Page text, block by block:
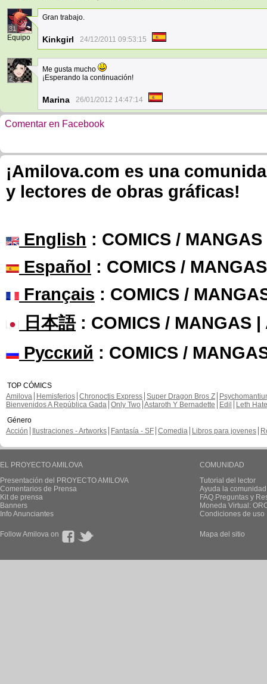
31
Equipo
Gran trabajo.
Kinkgirl 24/12/2011 09:53:15
2
Me gusta mucho
¡Esperando la continuación!
Marina 26/01/2012 14:47:14
Comentar en Facebook
¡Amilova.com es una
y lectores de obras gráficas!
English : COMICS /
Español : COMICS /
Français : COMICS /
日本語: COMICS / MANGAS |
Русский : COMICS /
TOP CÓMICS
Amilova
Hemisferios Chronoctis Express Super Dragon Bros Z
Bienvenidos A República Gada Only Two Astaroth Y Bernadette Edil
Leth Hate
Género
Acción
Ilustraciones - Artworks Fantasía - SF Comedia Libros para jovenes
EL PROYECTO AMILOVA
Presentación del PROYECTO AMILOVA
Comentarios de Prensa
Kit de prensa
Banners
Info Anunciantes
COMUNIDAD
Tutorial del lector
Ayuda la
FAQ.Preguntas y
Moneda Virtual:
Condiciones de uso
Follow Amilova on Mapa del sitio